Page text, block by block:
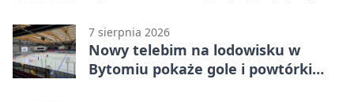
7 sierpnia 2026
Nowy telebim na lodowisku w
Bytomiu pokaże gole i powtórki